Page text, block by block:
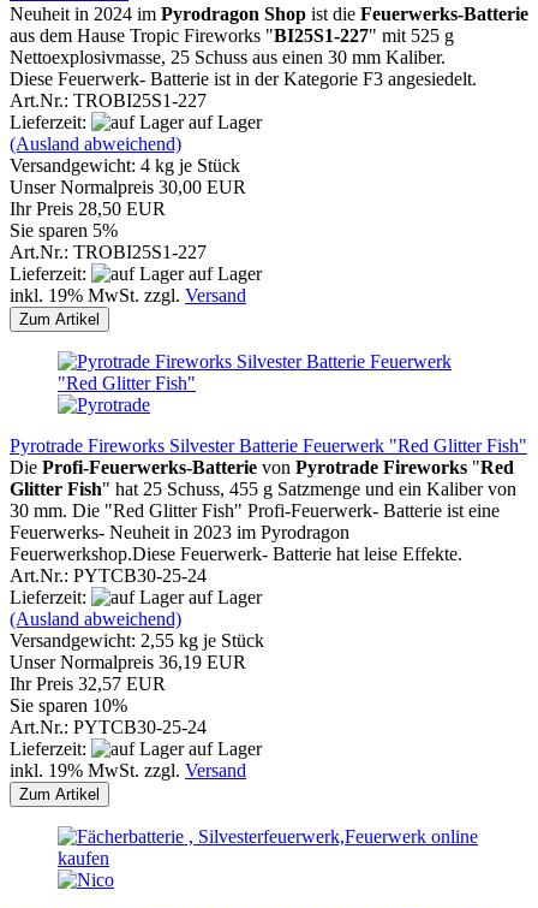
Neuheit in 2024 im Pyrodragon Shop ist die Feuerwerks-Batterie
aus dem Hause Tropic Fireworks "BI25S1-227" mit 525 g
Nettoexplosivmasse, 25 Schuss aus einen 30 mm Kaliber.
Diese Feuerwerk- Batterie ist in der Kategorie F3 angesiedelt.
Art.Nr.: TROBI25S1-227
Lieferzeit:
auf Lager
(Ausland abweichend)
Versandgewicht: 4 kg je Stück
Unser Normalpreis 30,00 EUR
Ihr Preis 28,50 EUR
Sie sparen 5%
Art.Nr.: TROBI25S1-227
Lieferzeit:
auf Lager
inkl. 19% MwSt. zzgl. Versand
Zum Artikel
Pyrotrade Fireworks Silvester Batterie Feuerwerk "Red Glitter Fish"
Die Profi-Feuerwerks-Batterie von Pyrotrade Fireworks "Red
Glitter Fish" hat 25 Schuss, 455 g Satzmenge und ein Kaliber von
30 mm. Die "Red Glitter Fish" Profi-Feuerwerk- Batterie ist eine
Feuerwerks- Neuheit in 2023 im Pyrodragon
Feuerwerkshop.Diese Feuerwerk- Batterie hat leise Effekte.
Art.Nr.: PYTCB30-25-24
Lieferzeit:
auf Lager
(Ausland abweichend)
Versandgewicht: 2,55 kg je Stück
Unser Normalpreis 36,19 EUR
Ihr Preis 32,57 EUR
Sie sparen 10%
Art.Nr.: PYTCB30-25-24
Lieferzeit:
auf Lager
inkl. 19% MwSt. zzgl. Versand
Zum Artikel